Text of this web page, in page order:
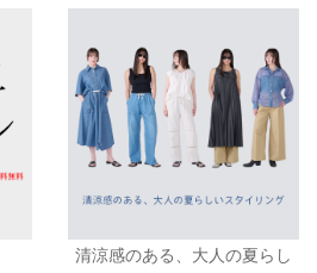
清涼感のある、大人の夏らし